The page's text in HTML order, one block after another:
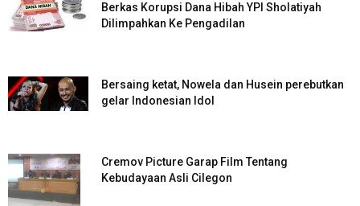
Berkas Korupsi Dana Hibah YPI Sholatiyah
Dilimpahkan Ke Pengadilan
Bersaing ketat, Nowela dan Husein perebutkan
gelar Indonesian Idol
Cremov Picture Garap Film Tentang
Kebudayaan Asli Cilegon